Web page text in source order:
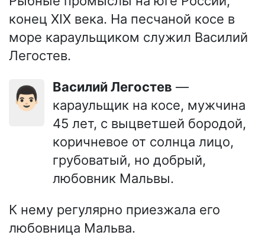
конец XIX века. На песчаной косе в
море караульщиком служил Василий
Легостев.
👨🏻 Василий Легостев —
караульщик на косе, мужчина
45 лет, с выцветшей бородой,
коричневое от солнца лицо,
грубоватый, но добрый,
любовник Мальвы.
К нему регулярно приезжала его
любовница Мальва.